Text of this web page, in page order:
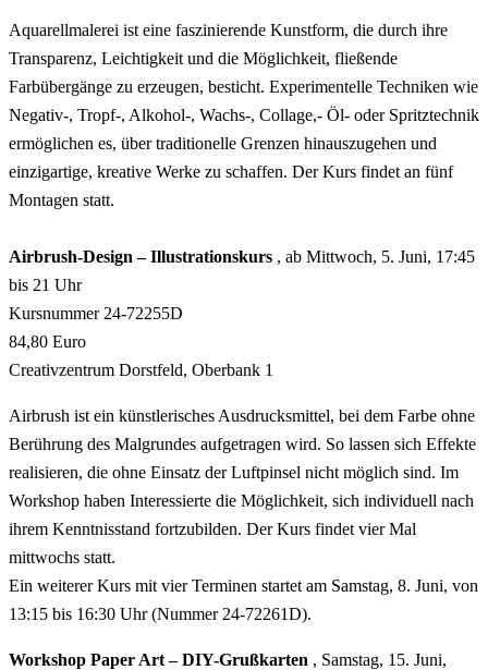
Aquarellmalerei ist eine faszinierende Kunstform, die durch ihre
Transparenz, Leichtigkeit und die Möglichkeit, fließende
Farbübergänge zu erzeugen, besticht. Experimentelle Techniken wie
Negativ-, Tropf-, Alkohol-, Wachs-, Collage,- Öl- oder Spritztechnik
ermöglichen es, über traditionelle Grenzen hinauszugehen und
einzigartige, kreative Werke zu schaffen. Der Kurs findet an fünf
Montagen statt.
Airbrush-Design – Illustrationskurs , ab Mittwoch, 5. Juni, 17:45
bis 21 Uhr
Kursnummer 24-72255D
84,80 Euro
Creativzentrum Dorstfeld, Oberbank 1
Airbrush ist ein künstlerisches Ausdrucksmittel, bei dem Farbe ohne
Berührung des Malgrundes aufgetragen wird. So lassen sich Effekte
realisieren, die ohne Einsatz der Luftpinsel nicht möglich sind. Im
Workshop haben Interessierte die Möglichkeit, sich individuell nach
ihrem Kenntnisstand fortzubilden. Der Kurs findet vier Mal
mittwochs statt.
Ein weiterer Kurs mit vier Terminen startet am Samstag, 8. Juni, von
13:15 bis 16:30 Uhr (Nummer 24-72261D).
Workshop Paper Art – DIY-Grußkarten , Samstag, 15. Juni,